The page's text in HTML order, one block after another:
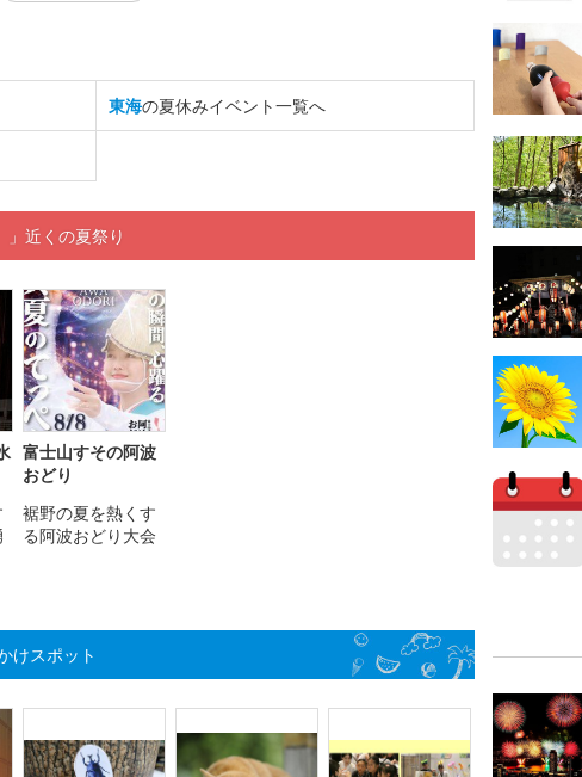
東海の夏休みイベント一覧へ
」近くの夏祭り
富士山すその阿波
おどり
裾野の夏を熱くす
る阿波おどり大会
けスポット